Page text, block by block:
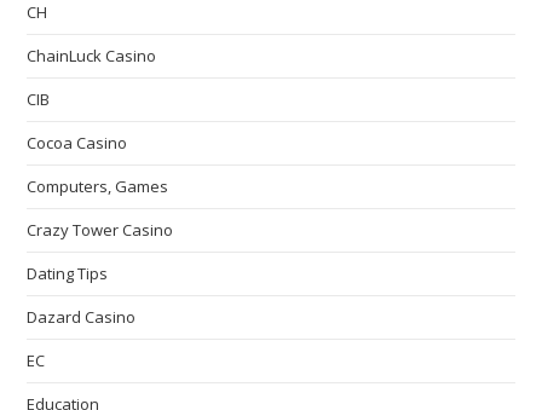
CH
ChainLuck Casino
CIB
Cocoa Casino
Computers, Games
Crazy Tower Сasino
Dating Tips
Dazard Casino
EC
Education